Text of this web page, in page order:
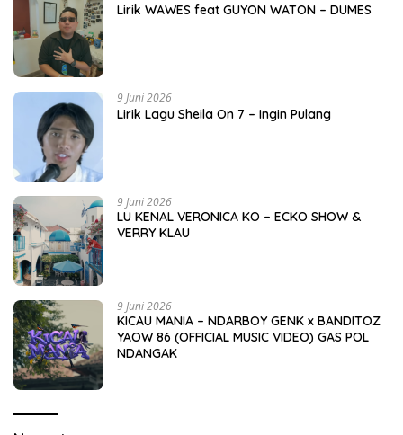
Lirik WAWES feat GUYON WATON – DUMES
9 Juni 2026
Lirik Lagu Sheila On 7 – Ingin Pulang
9 Juni 2026
LU KENAL VERONICA KO – ECKO SHOW &
VERRY KLAU
9 Juni 2026
KICAU MANIA – NDARBOY GENK x BANDITOZ
YAOW 86 (OFFICIAL MUSIC VIDEO) GAS POL
NDANGAK